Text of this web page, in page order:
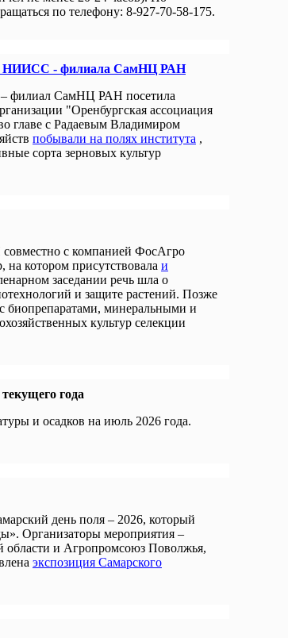
по телефону: 8-927-70-58-175.
НИИСС - филиала СамНЦ РАН
филиал СамНЦ РАН посетила
"Оренбургская ассоциация
главе с Радаевым Владимиром
побывали на полях института ,
сорта зерновых культур
с компанией ФосАгро
котором присутствовала и
заседании речь шла о
и защите растений. Позже
биопрепаратами, минеральными и
культур селекции
года
и осадков на июль 2026 года.
день поля – 2026, который
Организаторы мероприятия –
области и Агропромсоюз Поволжья,
экспозиция Самарского